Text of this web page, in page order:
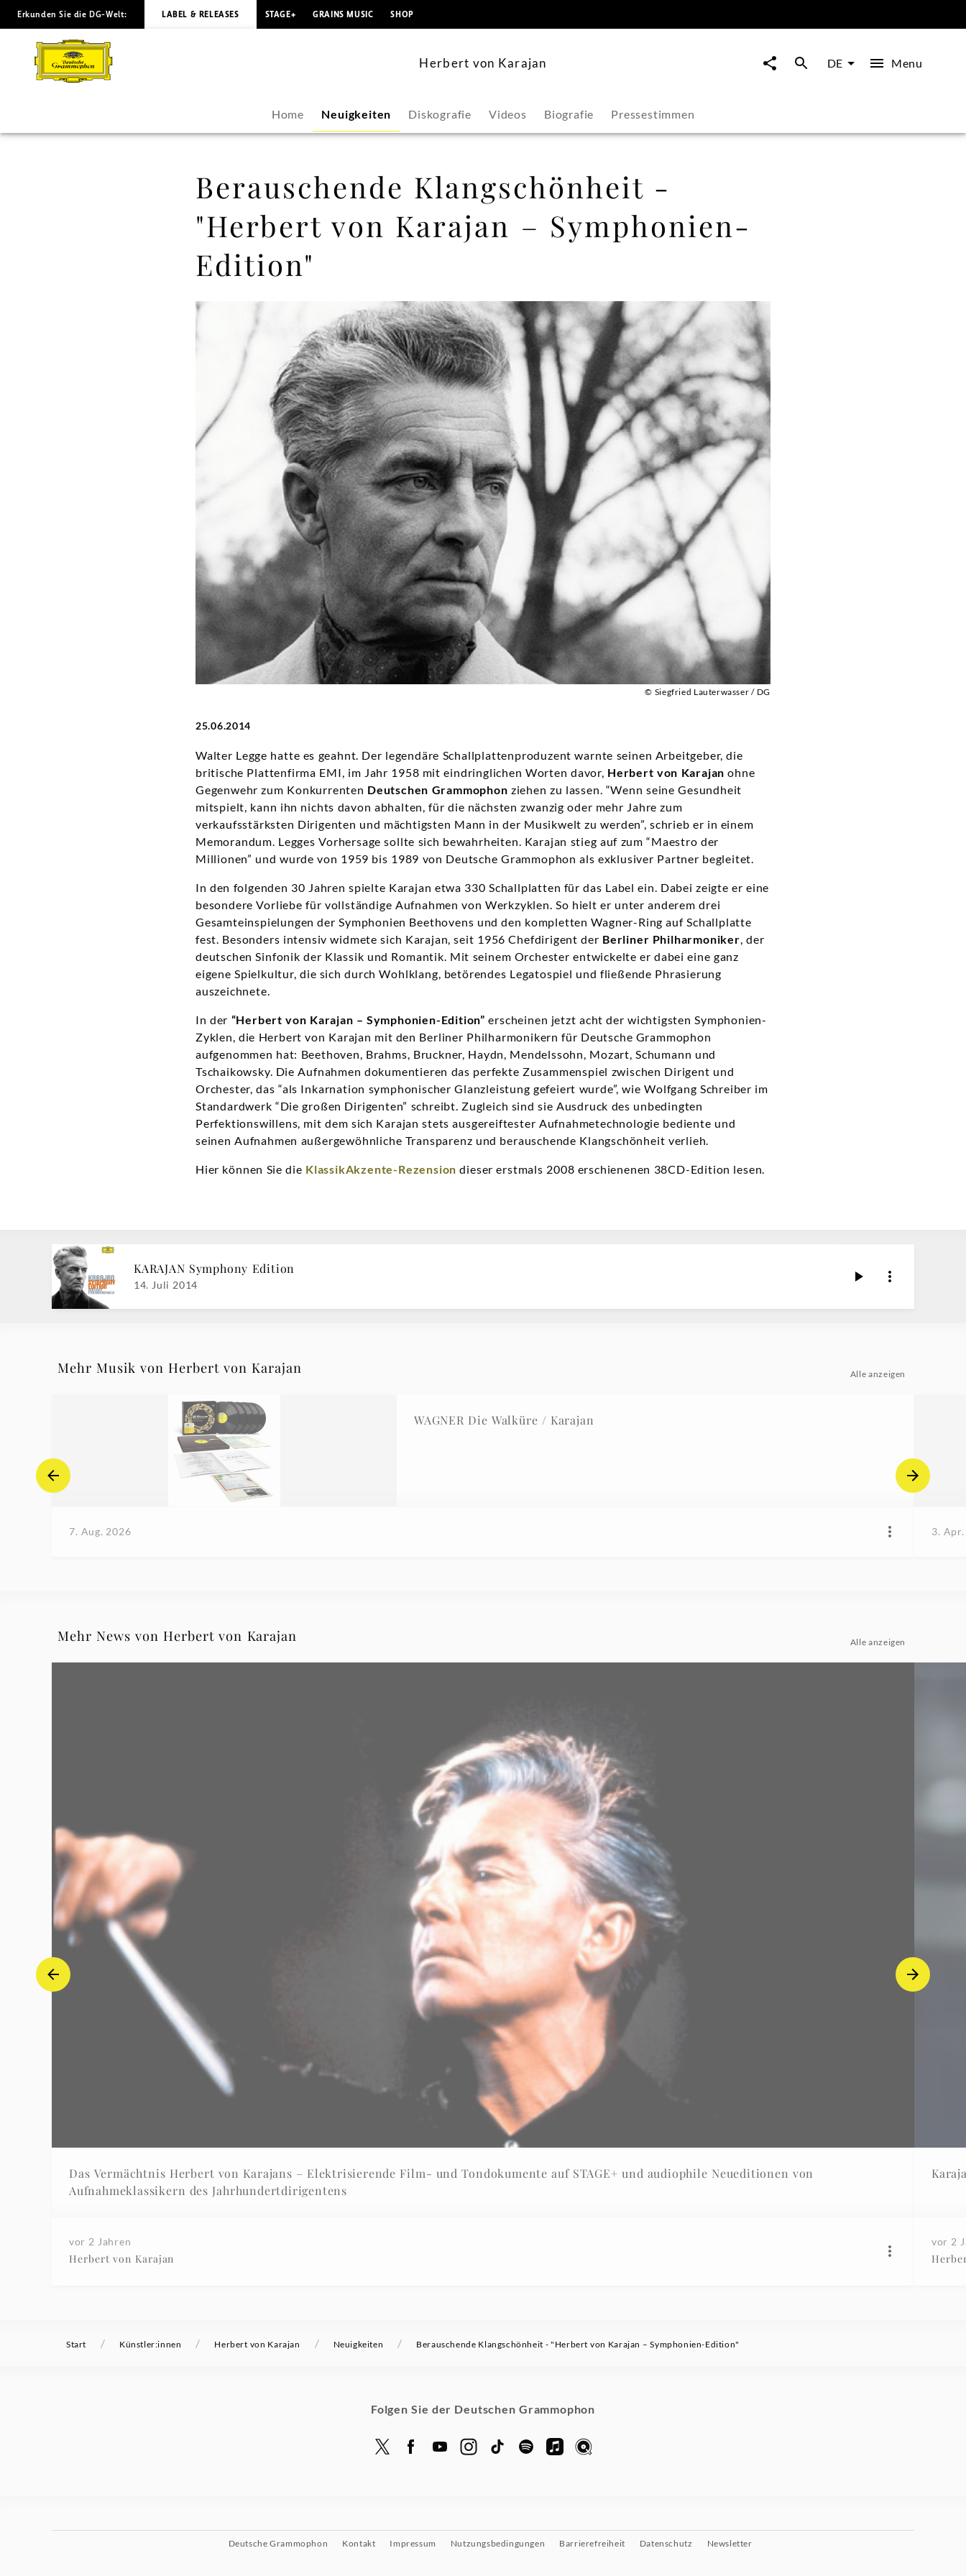
Berauschende
Klangschönheit
"Herbert
Erkunden Sie die DG-Welt: LABEL & RELEASES STAGE+ GRAINS MUSIC SHOP
Herbert von Karajan DE Menu
Home Neuigkeiten Diskografie Videos Biografie Pressestimmen
Berauschende Klangschönheit -
"Herbert von Karajan – Symphonien-
Edition"
© Siegfried Lauterwasser / DG
25.06.2014
Walter Legge hatte es geahnt. Der legendäre Schallplattenproduzent warnte seinen Arbeitgeber, die
britische Plattenfirma EMI, im Jahr 1958 mit eindringlichen Worten davor, Herbert von Karajan ohne
Gegenwehr zum Konkurrenten Deutschen Grammophon ziehen zu lassen. “Wenn seine Gesundheit
mitspielt, kann ihn nichts davon abhalten, für die nächsten zwanzig oder mehr Jahre zum
verkaufsstärksten Dirigenten und mächtigsten Mann in der Musikwelt zu werden”, schrieb er in einem
Memorandum. Legges Vorhersage sollte sich bewahrheiten. Karajan stieg auf zum “Maestro der
Millionen” und wurde von 1959 bis 1989 von Deutsche Grammophon als exklusiver Partner begleitet.
In den folgenden 30 Jahren spielte Karajan etwa 330 Schallplatten für das Label ein. Dabei zeigte er eine
besondere Vorliebe für vollständige Aufnahmen von Werkzyklen. So hielt er unter anderem drei
Gesamteinspielungen der Symphonien Beethovens und den kompletten Wagner-Ring auf Schallplatte
fest. Besonders intensiv widmete sich Karajan, seit 1956 Chefdirigent der Berliner Philharmoniker, der
deutschen Sinfonik der Klassik und Romantik. Mit seinem Orchester entwickelte er dabei eine ganz
eigene Spielkultur, die sich durch Wohlklang, betörendes Legatospiel und fließende Phrasierung
auszeichnete.
In der “Herbert von Karajan – Symphonien-Edition” erscheinen jetzt acht der wichtigsten Symphonien-
Zyklen, die Herbert von Karajan mit den Berliner Philharmonikern für Deutsche Grammophon
aufgenommen hat: Beethoven, Brahms, Bruckner, Haydn, Mendelssohn, Mozart, Schumann und
Tschaikowsky. Die Aufnahmen dokumentieren das perfekte Zusammenspiel zwischen Dirigent und
Orchester, das “als Inkarnation symphonischer Glanzleistung gefeiert wurde”, wie Wolfgang Schreiber im
Standardwerk “Die großen Dirigenten” schreibt. Zugleich sind sie Ausdruck des unbedingten
Perfektionswillens, mit dem sich Karajan stets ausgereiftester Aufnahmetechnologie bediente und
seinen Aufnahmen außergewöhnliche Transparenz und berauschende Klangschönheit verlieh.
Hier können Sie die KlassikAkzente-Rezension dieser erstmals 2008 erschienenen 38CD-Edition lesen.
KARAJAN Symphony Edition
14. Juli 2014
Mehr Musik von Herbert von Karajan Alle anzeigen
WAGNER Die Walküre / Karajan
7. Aug. 2026 3.
Mehr News von Herbert von Karajan Alle anzeigen
Das Vermächtnis Herbert von Karajans – Elektrisierende Film- und Tondokumente auf STAGE+ und audiophile Neueditionen von
Aufnahmeklassikern des Jahrhundertdirigentens
vor 2 Jahren
Herbert von Karajan
vor 2
Start / Künstler:innen / Herbert von Karajan / Neuigkeiten / Berauschende Klangschönheit - "Herbert von Karajan – Symphonien-Edition"
Folgen Sie der Deutschen Grammophon
Deutsche Grammophon Kontakt Impressum Nutzungsbedingungen Barrierefreiheit Datenschutz Newsletter